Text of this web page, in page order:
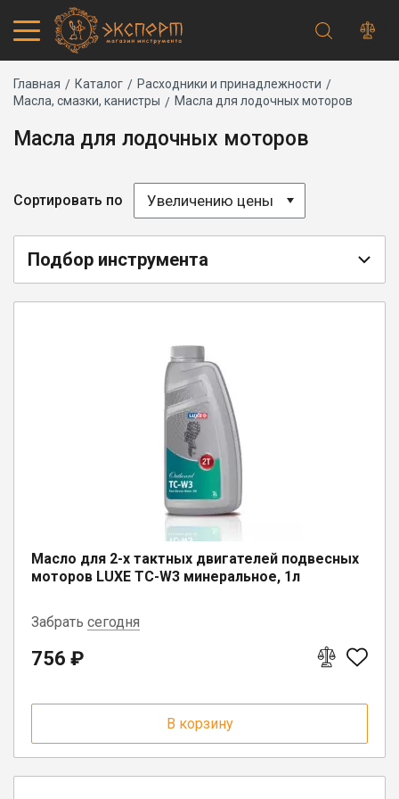
Каталог товаров
Запчасти
Проверить статус заказа
навигация
Способы оплаты
Самовывоз
Доставка курьером
Доставка транспортной компанией
Предпродажная подготовка
Заточка и ремонт цепей бензопил и электропил
Заточка ножей газонокосилок
Строка
навигации
Главная Каталог
Расходники и принадлежности
Масла, смазки, канистры
Масла для лодочных моторов
Масла для лодочных моторов
Сортировать по Увеличению цены
Подбор инструмента
Масло для 2-х тактных двигателей подвесных
моторов LUXE TC-W3 минеральное, 1л
Забрать сегодня
г. Вологда, ул. Саммера, д. 23
г. Белозерск, ул. С.Орлова, д. 10А
п. Депо, ул. Советская, д. 13
756 ₽
В корзину